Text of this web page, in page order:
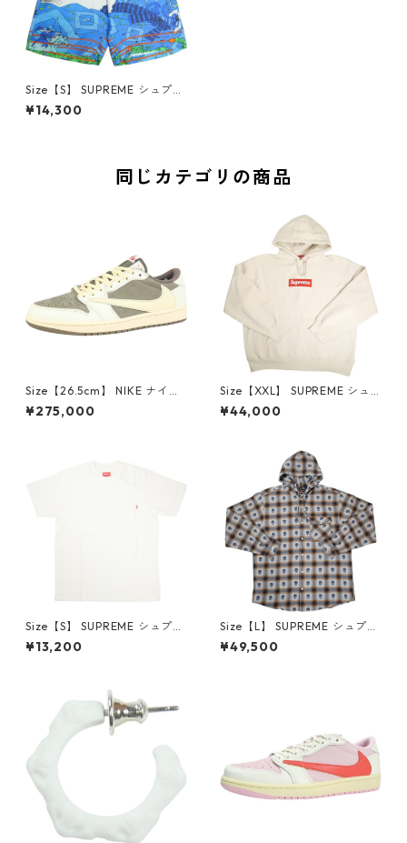
Size【S】 SUPREME シュプリ
ーム 23SS Ronin Silk Short Bl
ue ショーツ 青 【中古品-ほぼ
¥14,300
同じカテゴリの商品
Size【26.5cm】 NIKE ナイキ
×Travis Scott AIR JORDAN 1
LOW Reverse Mocha DM786
¥275,000
Size【XXL】 SUPREME シュ
プリーム 24AW Box Logo Ho
oded Sweatshirt Stone ボッ
¥44,000
Size【S】 SUPREME シュプリ
ーム S/S Pocket Tee White T
シャツ 白 【新古品・未使用
¥13,200
Size【L】 SUPREME シュプリ
ーム ×Number (N)ine 25FW
Hooded Flannel Shirt Blue
¥49,500